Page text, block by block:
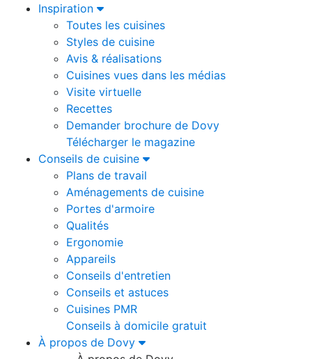
Inspiration
Toutes les cuisines
Styles de cuisine
Avis & réalisations
Cuisines vues dans les médias
Visite virtuelle
Recettes
Demander brochure de Dovy
Télécharger le magazine
Conseils de cuisine
Plans de travail
Aménagements de cuisine
Portes d'armoire
Qualités
Ergonomie
Appareils
Conseils d'entretien
Conseils et astuces
Cuisines PMR
Conseils à domicile gratuit
À propos de Dovy